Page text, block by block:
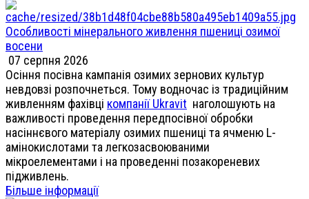
Особливості мінерального живлення пшениці озимої
восени
07 серпня 2026
Осіння посівна кампанія озимих зернових культур
невдовзі розпочнеться. Тому водночас із традиційним
живленням фахівці компанії Ukravit наголошують на
важливості проведення передпосівної обробки
насіннєвого матеріалу озимих пшениці та ячменю L-
амінокислотами та легкозасвоюваними
мікроелементами і на проведенні позакореневих
підживлень.
Більше інформації